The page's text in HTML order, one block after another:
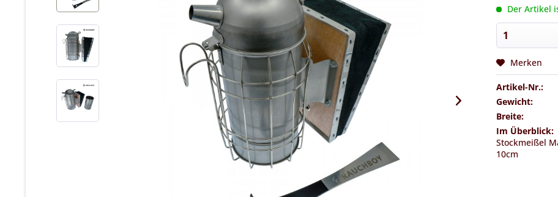
Der Artikel
Merken
Artikel-Nr.:
Gewicht:
Breite:
Im Überblick:
Stockmeißel
10cm